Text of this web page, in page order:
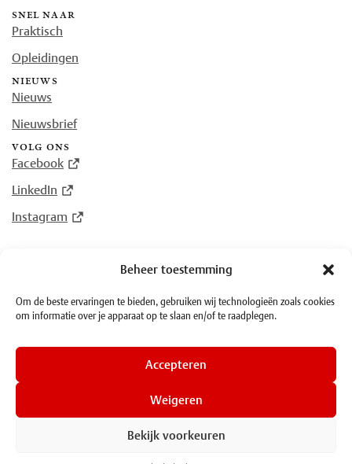
Beheer toestemming
Om de beste ervaringen te bieden, gebruiken wij technologieën zoals cookies
om informatie over je apparaat op te slaan en/of te raadplegen.
Accepteren
Weigeren
Bekijk voorkeuren
snel naar
Praktisch
Opleidingen
nieuws
Nieuws
Nieuwsbrief
volg ons
Facebook
LinkedIn
Instagram
© Plantin Instituut voor Typografie 2026
·
Algemene voorwaarden · Privacy